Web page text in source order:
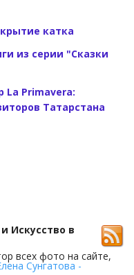
катка
из серии "Сказки
La Primavera:
Татарстана
Искусство в
всех фото на сайте,
Сунгатова -